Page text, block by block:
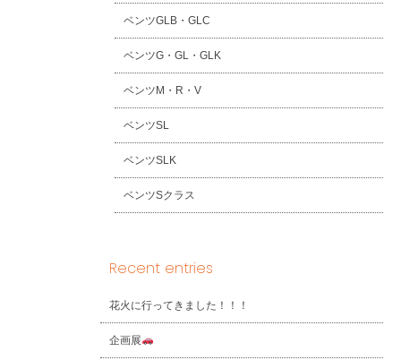
ベンツGLB・GLC
ベンツG・GL・GLK
ベンツM・R・V
ベンツSL
ベンツSLK
ベンツSクラス
Recent entries
花火に行ってきました！！！
企画展